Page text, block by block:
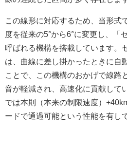
この線形に対応するため、当形式
度を従来の5°から6°に変更し、「
呼ばれる機構を搭載しています。
は、曲線に差し掛かったときに自
ことで、この機構のおかげで線路
音が軽減され、高速化に貢献して
では本則（本来の制限速度）
ードで通過可能という性能を有し